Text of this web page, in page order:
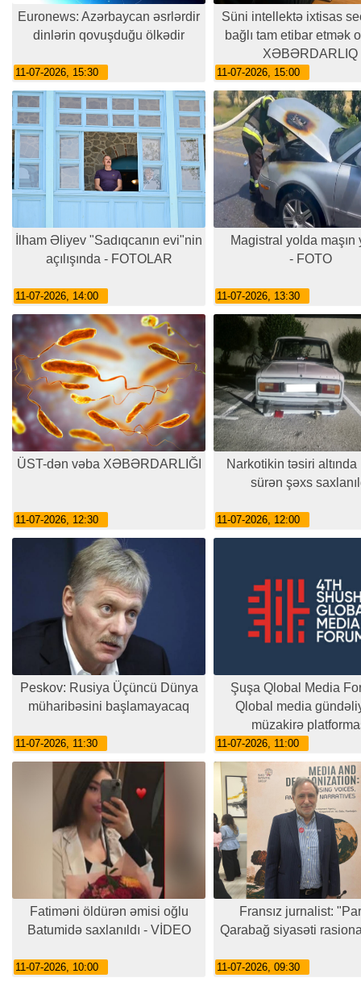
Euronews: Azərbaycan əsrlərdir
dinlərin qovuşduğu ölkədir
11-07-2026, 15:30
Süni intellektə ixtisas
bağlı tam etibar etmək
XƏBƏRDARLIQ
11-07-2026, 15:00
İlham Əliyev "Sadıqcanın evi"nin
açılışında - FOTOLAR
11-07-2026, 14:00
Magistral yolda maşın
- FOTO
11-07-2026, 13:30
ÜST-dən vəba XƏBƏRDARLIĞI
11-07-2026, 12:30
Narkotikin təsiri altında
sürən şəxs
11-07-2026, 12:00
Peskov: Rusiya Üçüncü Dünya
müharibəsini başlamayacaq
11-07-2026, 11:30
Şuşa Qlobal Media
Qlobal media
müzakirə
11-07-2026, 11:00
Fatiməni öldürən əmisi oğlu
Batumidə saxlanıldı - VİDEO
11-07-2026, 10:00
Fransız jurnalist:
Qarabağ siyasəti
11-07-2026, 09:30